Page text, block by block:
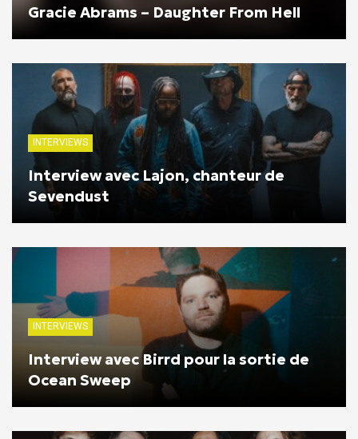
Gracie Abrams – Daughter From Hell
INTERVIEWS
Interview avec Lajon, chanteur de
Sevendust
INTERVIEWS
Interview avec Birrd pour la sortie de
Ocean Sweep